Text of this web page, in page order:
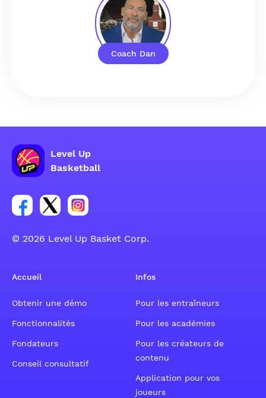
Coach Dan
Level Up
Basketball
Lien vers le groupe du compte Facebook
Lien vers le groupe du compte Tweeter
Lien vers le groupe du compte Instagram
© 2026 Level Up Basket Corp.
Accueil
Obtenir une démo
Fonctionnalités
Fondateurs
Conseil consultatif
Infos
Pour les entraîneurs
Pour les académies
Pour les créateurs de
contenu
Application pour vos
joueurs